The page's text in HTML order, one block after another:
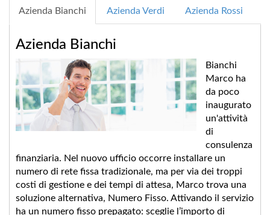
Azienda Bianchi Azienda Verdi Azienda Rossi
Azienda Bianchi
Bianchi
Marco ha
da poco
inaugurato
un'attività
di
consulenza
finanziaria. Nel nuovo ufficio occorre installare un
numero di rete fissa tradizionale, ma per via dei troppi
costi di gestione e dei tempi di attesa, Marco trova una
soluzione alternativa, Numero Fisso. Attivando il servizio
ha un numero fisso prepagato: sceglie l’importo di